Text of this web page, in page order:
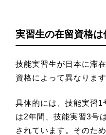
実習生の在留資格は
技能実習生が日本に滞
資格によって異なります
具体的には、技能実習
は2年間、技能実習3号
されています。そのため